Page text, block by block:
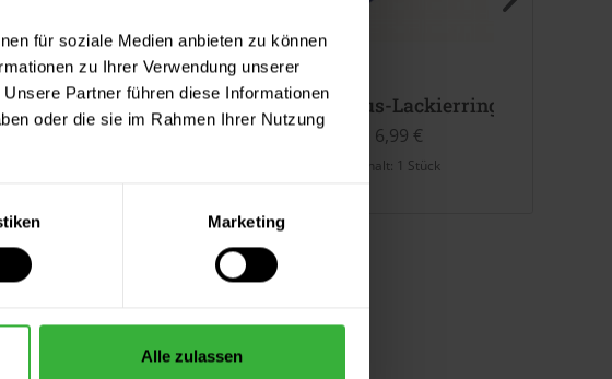
für soziale Medien anbieten zu können
zu Ihrer Verwendung unserer
Partner führen diese Informationen
oder die sie im Rahmen Ihrer Nutzung
Marketing
Alle zulassen
Kunststoff-Abstreifgitter Uni-Plus-Lackierringpinsel
6,99 €
Inhalt: 1 Stück